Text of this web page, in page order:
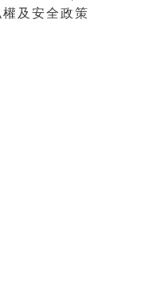
及安全政策